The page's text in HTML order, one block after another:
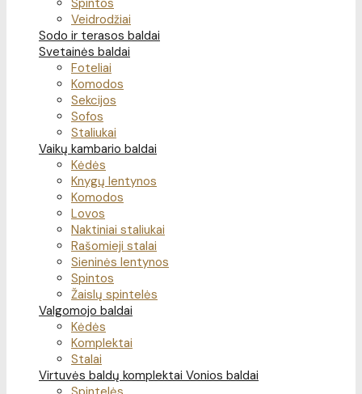
Spintos
Veidrodžiai
Sodo ir terasos baldai
Svetainės baldai
Foteliai
Komodos
Sekcijos
Sofos
Staliukai
Vaikų kambario baldai
Kėdės
Knygų lentynos
Komodos
Lovos
Naktiniai staliukai
Rašomieji stalai
Sieninės lentynos
Spintos
Žaislų spintelės
Valgomojo baldai
Kėdės
Komplektai
Stalai
Virtuvės baldų komplektai Vonios baldai